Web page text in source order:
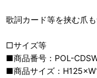
歌詞カード等を挟む爪も
□サイズ等
■商品番号：POL-
■商品サイズ：